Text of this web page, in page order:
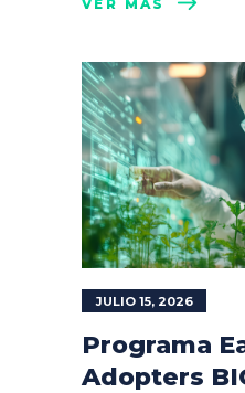
VER MÁS
JULIO 15, 2026
Programa
Adopters